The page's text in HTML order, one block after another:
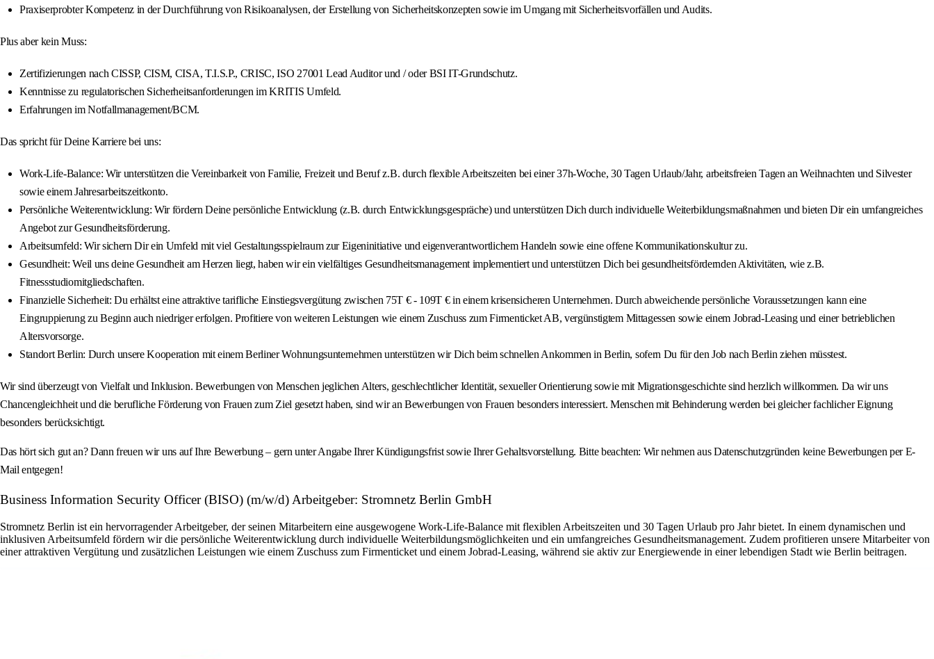
Praxiserprobter Kompetenz in der Durchführung von Risikoanalysen, der Erstellung von Sicherheitskonzepten sowie im Umgang mit Sicherheitsvorfällen und Audits.
Plus aber kein Muss:
Zertifizierungen nach CISSP, CISM, CISA, T.I.S.P., CRISC, ISO 27001 Lead Auditor und / oder BSI IT-Grundschutz.
Kenntnisse zu regulatorischen Sicherheitsanforderungen im KRITIS Umfeld.
Erfahrungen im Notfallmanagement/BCM.
Das spricht für Deine Karriere bei uns:
Work-Life-Balance: Wir unterstützen die Vereinbarkeit von Familie, Freizeit und Beruf z.B. durch flexible Arbeitszeiten bei einer 37h-Woche, 30 Tagen Urlaub/Jahr, arbeitsfreien Tagen an Weihnachten und Silvester
sowie einem Jahresarbeitszeitkonto.
Persönliche Weiterentwicklung: Wir fördern Deine persönliche Entwicklung (z.B. durch Entwicklungsgespräche) und unterstützen Dich durch individuelle Weiterbildungsmaßnahmen und bieten Dir ein umfangreiches
Angebot zur Gesundheitsförderung.
Arbeitsumfeld: Wir sichern Dir ein Umfeld mit viel Gestaltungsspielraum zur Eigeninitiative und eigenverantwortlichem Handeln sowie eine offene Kommunikationskultur zu.
Gesundheit: Weil uns deine Gesundheit am Herzen liegt, haben wir ein vielfältiges Gesundheitsmanagement implementiert und unterstützen Dich bei gesundheitsfördernden Aktivitäten, wie z.B.
Fitnessstudiomitgliedschaften.
Finanzielle Sicherheit: Du erhältst eine attraktive tarifliche Einstiegsvergütung zwischen 75T € - 109T € in einem krisensicheren Unternehmen. Durch abweichende persönliche Voraussetzungen kann eine
Eingruppierung zu Beginn auch niedriger erfolgen. Profitiere von weiteren Leistungen wie einem Zuschuss zum Firmenticket AB, vergünstigtem Mittagessen sowie einem Jobrad-Leasing und einer betrieblichen
Altersvorsorge.
Standort Berlin: Durch unsere Kooperation mit einem Berliner Wohnungsunternehmen unterstützen wir Dich beim schnellen Ankommen in Berlin, sofern Du für den Job nach Berlin ziehen müsstest.
Wir sind überzeugt von Vielfalt und Inklusion. Bewerbungen von Menschen jeglichen Alters, geschlechtlicher Identität, sexueller Orientierung sowie mit Migrationsgeschichte sind herzlich willkommen. Da wir uns
Chancengleichheit und die berufliche Förderung von Frauen zum Ziel gesetzt haben, sind wir an Bewerbungen von Frauen besonders interessiert. Menschen mit Behinderung werden bei gleicher fachlicher Eignung
besonders berücksichtigt.
Das hört sich gut an? Dann freuen wir uns auf Ihre Bewerbung – gern unter Angabe Ihrer Kündigungsfrist sowie Ihrer Gehaltsvorstellung. Bitte beachten: Wir nehmen aus Datenschutzgründen keine Bewerbungen per E-
Mail entgegen!
Business Information Security Officer (BISO) (m/w/d) Arbeitgeber: Stromnetz Berlin GmbH
Stromnetz Berlin ist ein hervorragender Arbeitgeber, der seinen Mitarbeitern eine ausgewogene Work-Life-Balance mit flexiblen Arbeitszeiten und 30 Tagen Urlaub pro Jahr bietet. In einem dynamischen und
inklusiven Arbeitsumfeld fördern wir die persönliche Weiterentwicklung durch individuelle Weiterbildungsmöglichkeiten und ein umfangreiches Gesundheitsmanagement. Zudem profitieren unsere Mitarbeiter von
einer attraktiven Vergütung und zusätzlichen Leistungen wie einem Zuschuss zum Firmenticket und einem Jobrad-Leasing, während sie aktiv zur Energiewende in einer lebendigen Stadt wie Berlin beitragen.